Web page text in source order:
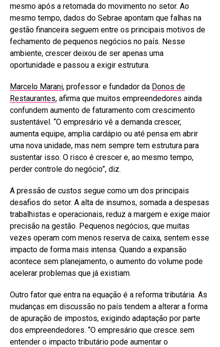
mesmo após a retomada do movimento no setor. Ao
mesmo tempo, dados do Sebrae apontam que falhas na
gestão financeira seguem entre os principais motivos de
fechamento de pequenos negócios no país. Nesse
ambiente, crescer deixou de ser apenas uma
oportunidade e passou a exigir estrutura.
Marcelo Marani, professor e fundador da Donos de
Restaurantes, afirma que muitos empreendedores ainda
confundem aumento de faturamento com crescimento
sustentável. “O empresário vê a demanda crescer,
aumenta equipe, amplia cardápio ou até pensa em abrir
uma nova unidade, mas nem sempre tem estrutura para
sustentar isso. O risco é crescer e, ao mesmo tempo,
perder controle do negócio”, diz.
A pressão de custos segue como um dos principais
desafios do setor. A alta de insumos, somada a despesas
trabalhistas e operacionais, reduz a margem e exige maior
precisão na gestão. Pequenos negócios, que muitas
vezes operam com menos reserva de caixa, sentem esse
impacto de forma mais intensa. Quando a expansão
acontece sem planejamento, o aumento do volume pode
acelerar problemas que já existiam.
Outro fator que entra na equação é a reforma tributária. As
mudanças em discussão no país tendem a alterar a forma
de apuração de impostos, exigindo adaptação por parte
dos empreendedores. “O empresário que cresce sem
entender o impacto tributário pode aumentar o